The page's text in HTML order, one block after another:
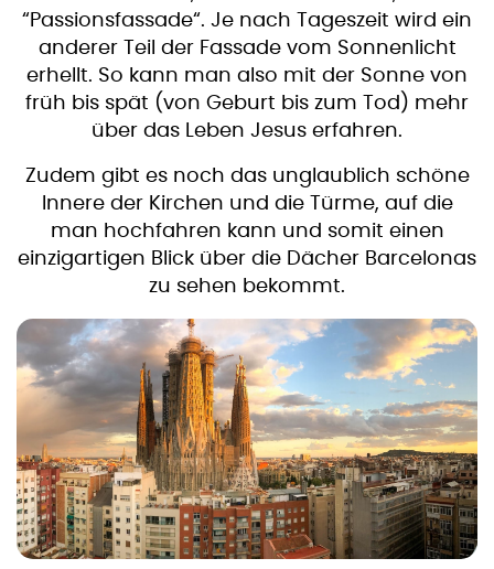
“Passionsfassade“. Je nach Tageszeit wird ein
anderer Teil der Fassade vom Sonnenlicht
erhellt. So kann man also mit der Sonne von
früh bis spät (von Geburt bis zum Tod) mehr
über das Leben Jesus erfahren.
Zudem gibt es noch das unglaublich schöne
Innere der Kirchen und die Türme, auf die
man hochfahren kann und somit einen
einzigartigen Blick über die Dächer Barcelonas
zu sehen bekommt.